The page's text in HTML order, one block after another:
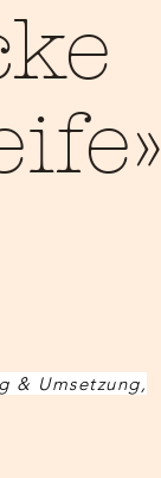
& Umsetzung,